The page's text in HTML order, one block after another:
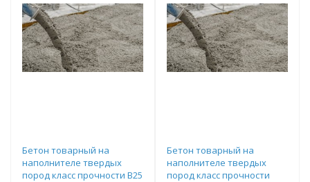
Бетон товарный на
наполнителе твердых
пород класс прочности В25
Бетон товарный на
наполнителе твердых
пород класс прочности